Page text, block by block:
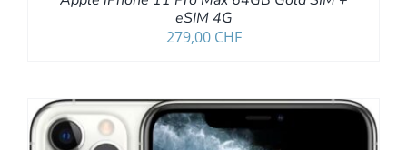
eSIM 4G
279,00 CHF